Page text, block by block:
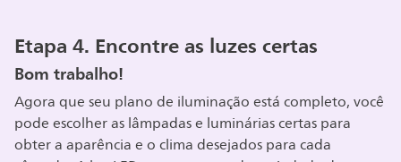
Etapa 4. Encontre as luzes certas
Bom trabalho!
Agora que seu plano de iluminação está completo, você
pode escolher as lâmpadas e luminárias certas para
obter a aparência e o clima desejados para cada